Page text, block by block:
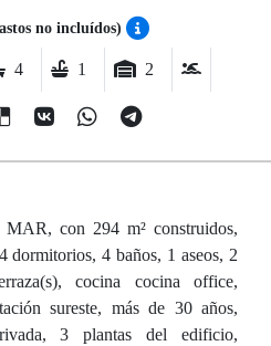
no incluídos)
4 1 2
con 294 m² construidos,
dormitorios, 4 baños, 1 aseos, 2
cocina cocina office,
sureste, más de 30 años,
3 plantas del edificio,